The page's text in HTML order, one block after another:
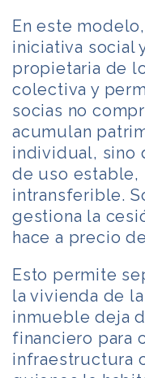
En este
iniciativa social
propietaria de
colectiva y
socias no
acumulan
individual, sino
de uso
intransferible.
gestiona la
hace a precio
Esto permite
la vivienda de
inmueble deja
financiero para
infraestructura